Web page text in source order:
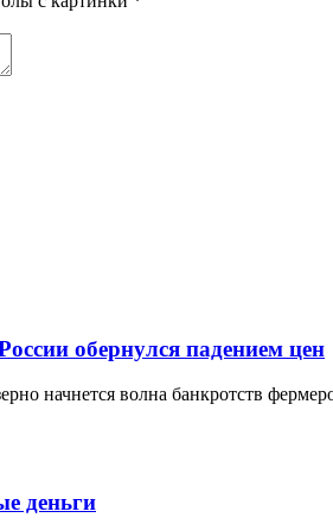
обернулся падением цен
начнется волна банкротств
деньги